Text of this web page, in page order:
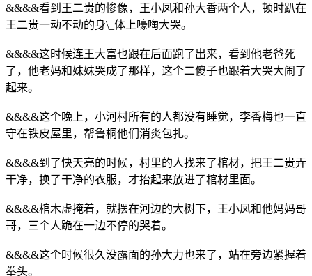
&&&&看到王二贵的惨像，王小凤和孙大香两个人，顿时趴在
王二贵一动不动的身\_体上嚎啕大哭。
&&&&这时候连王大富也跟在后面跑了出来，看到他老爸死
了，他老妈和妹妹哭成了那样，这个二傻子也跟着大哭大闹了
起来。
&&&&这个晚上，小河村所有的人都没有睡觉，李香梅也一直
守在铁皮屋里，帮鲁桐他们消炎包扎。
&&&&到了快天亮的时候，村里的人找来了棺材，把王二贵弄
干净，换了干净的衣服，才抬起来放进了棺材里面。
&&&&棺木虚掩着，就摆在河边的大树下，王小凤和他妈妈哥
哥，三个人跪在一边不停的哭着。
&&&&这个时候很久没露面的孙大力也来了，站在旁边紧握着
拳头。